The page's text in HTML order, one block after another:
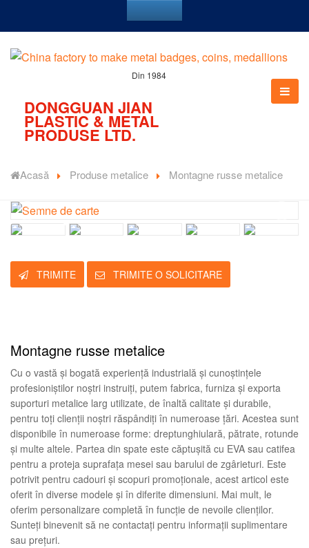
Din 1984
DONGGUAN JIAN
PLASTIC & METAL
PRODUSE LTD.
Acasă Produse metalice Montagne russe metalice
TRIMITE TRIMITE O SOLICITARE
Montagne russe metalice
Cu o vastă și bogată experiență industrială și cunoștințele
profesioniștilor noștri instruiți, putem fabrica, furniza și exporta
suporturi metalice larg utilizate, de înaltă calitate și durabile,
pentru toți clienții noștri răspândiți în numeroase țări. Acestea sunt
disponibile în numeroase forme: dreptunghiulară, pătrate, rotunde
și multe altele. Partea din spate este căptușită cu EVA sau catifea
pentru a proteja suprafața mesei sau barului de zgârieturi. Este
potrivit pentru cadouri și scopuri promoționale, acest articol este
oferit în diverse modele și în diferite dimensiuni. Mai mult, le
oferim personalizare completă în funcție de nevoile clienților.
Sunteți binevenit să ne contactați pentru informații suplimentare
sau prețuri.